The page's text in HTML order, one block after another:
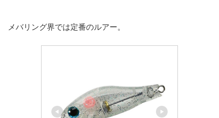
メバリング界では定番のルアー。